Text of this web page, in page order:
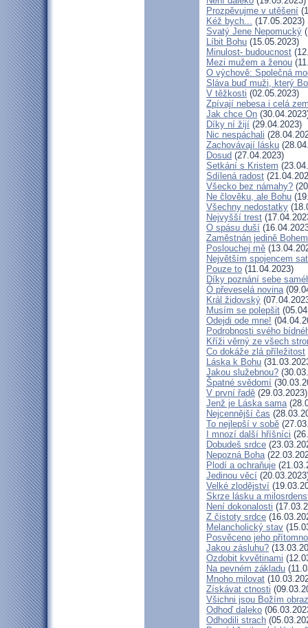
Prozpěvujme v utěšení
Kéž bych... (17.05.2023)
Svatý Jene Nepomucký
Líbit Bohu (15.05.2023)
Minulost- budoucnost
Mezi mužem a ženou
O výchově: Společná
Sláva buď muži, který
V těžkosti (02.05.2023)
Zpívají nebesa i celá
Jak chce On
Díky ní žijí (29.04.2023)
Nic nespáchali
Zachovávají lásku
Dosud (27.04.2023)
Setkání s Kristem
Sdílená radost
Všecko bez námahy?
Ne člověku, ale Bohu
Všechny nedostatky
Nejvyšší trest
O spásu duší
Zaměstnán jedině Bohem
Poslouchej mě
Největším spojencem
Pouze to (11.04.2023)
Díky poznání sebe
Ó převeselá novina
Král židovský
Musím se polepšit
Odejdi ode mne!
Podrobnosti svého
Kříži věrný ze všech
Co dokáže zlá příležitost
Láska k Bohu
Jakou služebnou?
Špatné svědomí
V první řadě (29.03.2023)
Jenž je Láska sama
Nejcennější čas
To nejlepší v sobě
I mnozí další hříšníci
Dobudeš srdce
Nepozná Boha
Plodí a ochraňuje
Jedinou věcí
Velké zlodějství
Skrze lásku a
Není dokonalosti
Z čistoty srdce
Melancholický stav
Posvěceno jeho
Jakou zásluhu?
Ozdobit kvvětinami
Na pevném základu
Mnoho milovat
Získávat ctnosti
Všichni jsou Božím
Odhoď daleko
Odhodili strach